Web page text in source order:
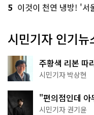
5 이것이 천연 냉방! '서
시민기자 인기뉴
주황색 리본 따
서울둘레길 15코
시민기자 박상현
"편의점인데 아
한 편의점의 정체
시민기자 권기윤